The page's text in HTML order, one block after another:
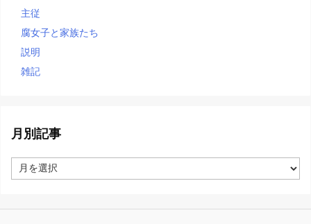
主従
腐女子と家族たち
説明
雑記
月別記事
別